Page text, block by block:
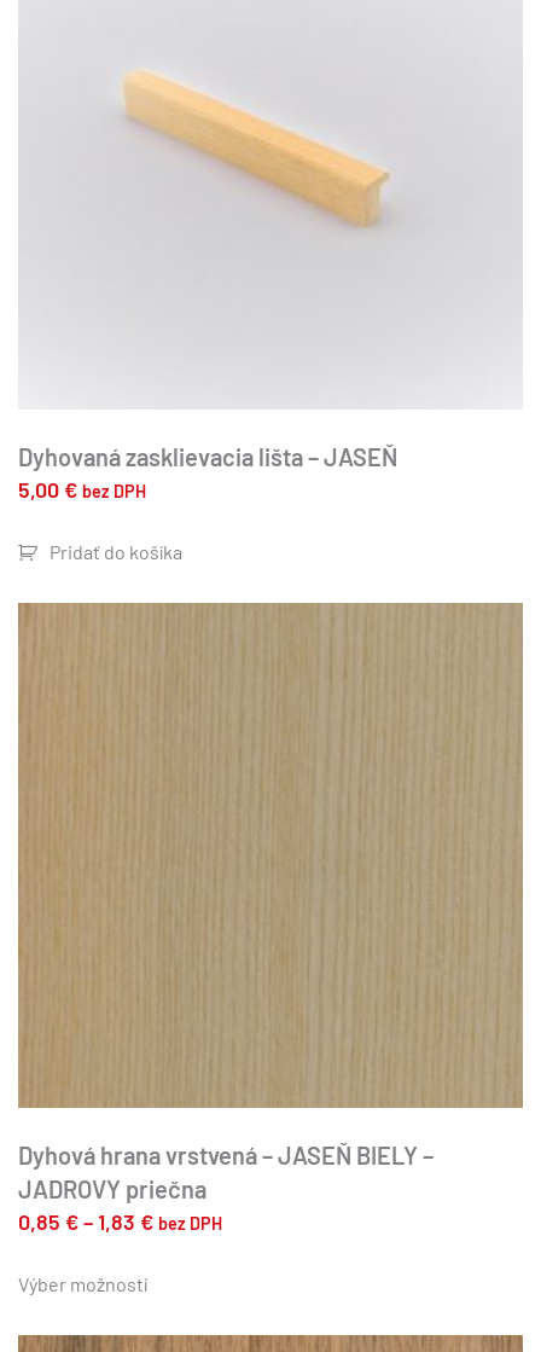
Dyhovaná zasklievacia lišta – JASEŇ
5,00 € bez DPH
Pridať do košíka
Dyhová hrana vrstvená – JASEŇ BIELY –
JADROVY priečna
0,85 €–1,83 €Price
bez DPH
Výber možnostíprodukt
viacero